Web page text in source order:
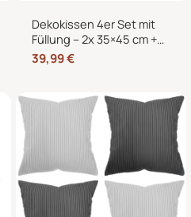
Dekokissen 4er Set mit
Füllung – 2x 35×45 cm +
2x 40×40 cm Zierkissen
für Sofa und Bett
39,99€